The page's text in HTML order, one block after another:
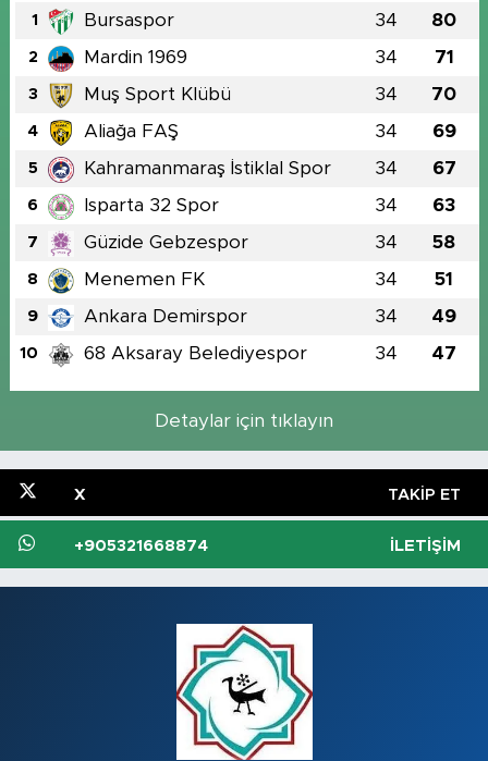
1 Bursaspor 34 80
2 Mardin 1969 34 71
3 Muş Sport Klübü 34 70
4 Aliağa FAŞ 34 69
5 Kahramanmaraş İstiklal Spor 34 67
6 Isparta 32 Spor 34 63
7 Güzide Gebzespor 34 58
8 Menemen FK 34 51
9 Ankara Demirspor 34 49
10 68 Aksaray Belediyespor 34 47
Detaylar için tıklayın
X TAKIP ET
+905321668874 İLETIŞIM